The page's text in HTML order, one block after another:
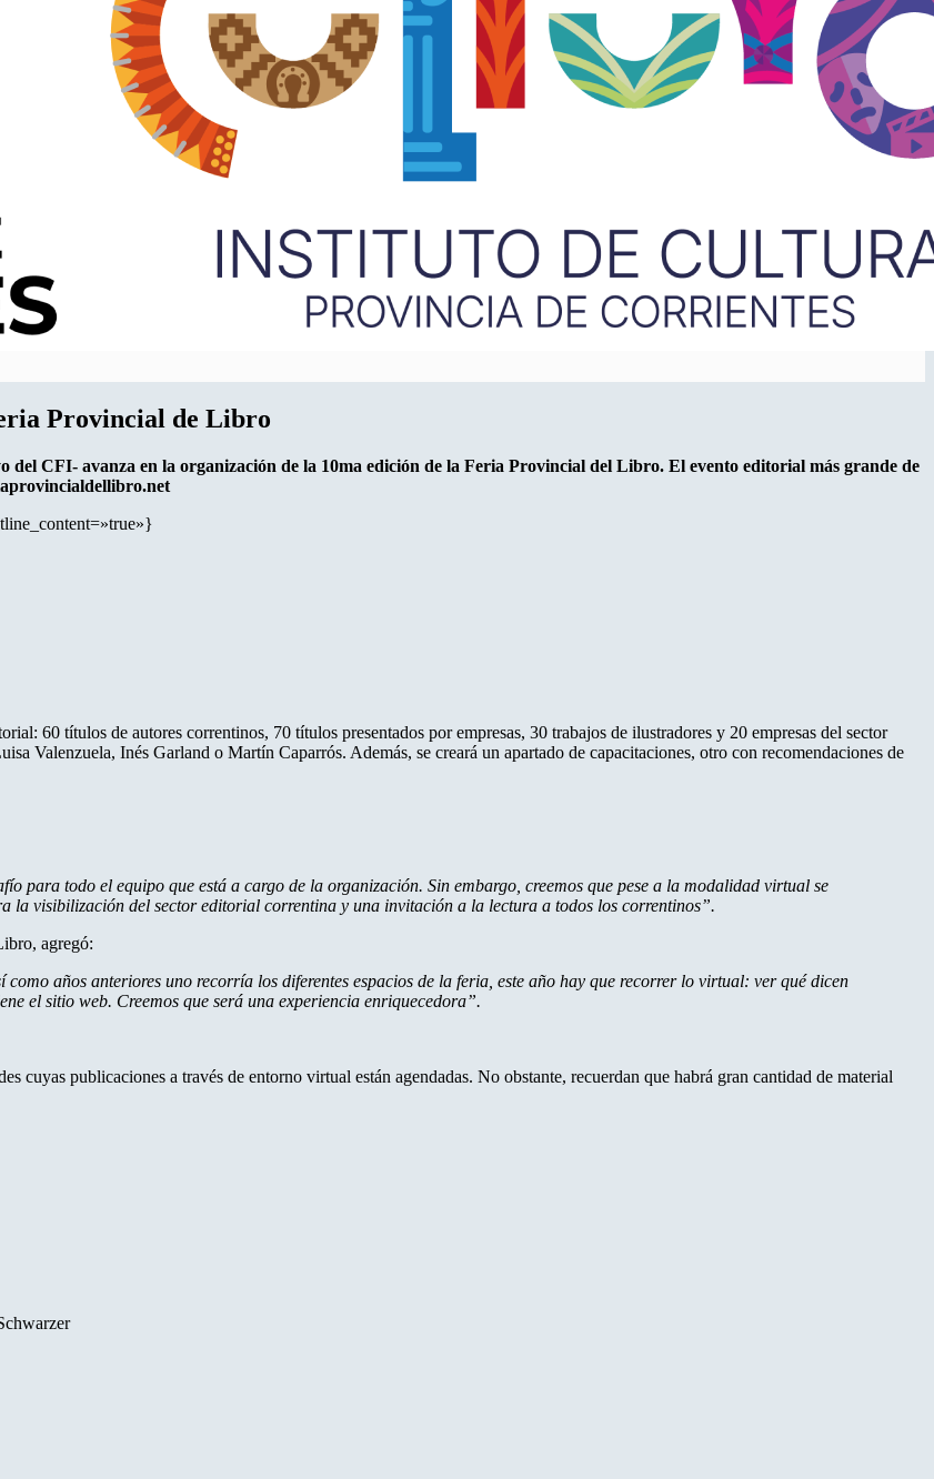
Provincial de Libro
CFI- avanza en la organización de la 10ma edición de la Feria Provincial del Libro. El evento editorial más grande de
60 títulos de autores correntinos, 70 títulos presentados por empresas, 30 trabajos de ilustradores y 20 empresas del sector
Valenzuela, Inés Garland o Martín Caparrós. Además, se creará un apartado de capacitaciones, otro con recomendaciones de
para todo el equipo que está a cargo de la organización. Sin embargo, creemos que pese a la modalidad virtual se
la visibilización del sector editorial correntina y una invitación a la lectura a todos los correntinos”.
agregó:
años anteriores uno recorría los diferentes espacios de la feria, este año hay que recorrer lo virtual: ver qué dicen
el sitio web. Creemos que será una experiencia enriquecedora”.
cuyas publicaciones a través de entorno virtual están agendadas. No obstante, recuerdan que habrá gran cantidad de material